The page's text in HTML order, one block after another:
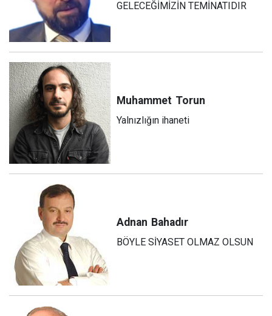
GELECEĞİMİZİN TEMİNATIDIR
Muhammet Torun
Yalnızlığın ihaneti
Adnan Bahadır
BÖYLE SİYASET OLMAZ OLSUN